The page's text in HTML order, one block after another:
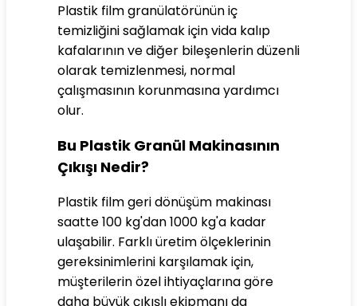
Plastik film granülatörünün iç
temizliğini sağlamak için vida kalıp
kafalarının ve diğer bileşenlerin düzenli
olarak temizlenmesi, normal
çalışmasının korunmasına yardımcı
olur.
Bu Plastik Granül Makinasının
Çıkışı Nedir?
Plastik film geri dönüşüm makinası
saatte 100 kg'dan 1000 kg'a kadar
ulaşabilir. Farklı üretim ölçeklerinin
gereksinimlerini karşılamak için,
müşterilerin özel ihtiyaçlarına göre
daha büyük çıkışlı ekipmanı da